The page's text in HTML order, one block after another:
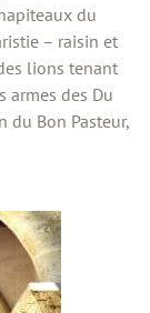
du
– raisin et
lions tenant
armes des Du
du Bon Pasteur,